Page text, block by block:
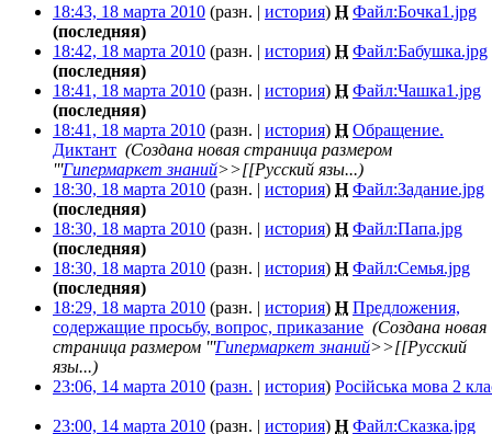
18:43, 18 марта 2010 (разн. | история) Н Файл:Бочка1.jpg
(последняя)
18:42, 18 марта 2010 (разн. | история) Н Файл:Бабушка.jpg
(последняя)
18:41, 18 марта 2010 (разн. | история) Н Файл:Чашка1.jpg
(последняя)
18:41, 18 марта 2010 (разн. | история) Н Обращение.
Диктант (Создана новая страница размером
'''Гипермаркет знаний>>[[Русский язы...)
18:30, 18 марта 2010 (разн. | история) Н Файл:Задание.jpg
(последняя)
18:30, 18 марта 2010 (разн. | история) Н Файл:Папа.jpg
(последняя)
18:30, 18 марта 2010 (разн. | история) Н Файл:Семья.jpg
(последняя)
18:29, 18 марта 2010 (разн. | история) Н Предложения,
содержащие просьбу, вопрос, приказание (Создана новая
страница размером '''Гипермаркет знаний>>[[Русский
язы...)
23:06, 14 марта 2010 (разн. | история) Російська мова 2
23:00, 14 марта 2010 (разн. | история) Н Файл:Сказка.jpg